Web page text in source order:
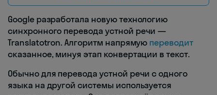
Google разработала новую технологию
синхронного перевода устной речи —
Translatotron. Алгоритм напрямую переводит
сказанное, минуя этап конвертации в текст.
Обычно для перевода устной речи с одного
языка на другой системы используется